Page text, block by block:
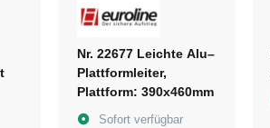
Nr. 22677 Leichte Alu–
Plattformleiter,
Plattform: 390x460mm
Sofort verfügbar